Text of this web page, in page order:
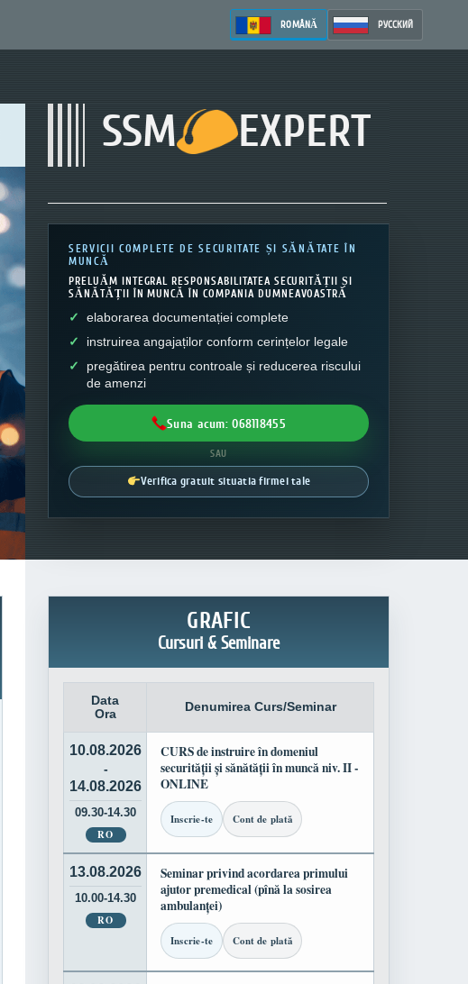
ROMÂNĂ РУССКИЙ
SSM EXPERT
SERVICII COMPLETE DE SECURITATE ȘI SĂNĂTATE ÎN
MUNCĂ
PRELUĂM INTEGRAL RESPONSABILITATEA SECURITĂȚII ȘI
SĂNĂTĂȚII ÎN MUNCĂ ÎN COMPANIA DUMNEAVOASTRĂ
elaborarea documentației complete
instruirea angajaților conform cerințelor legale
pregătirea pentru controale și reducerea riscului
de amenzi
Suna acum: 068118455
SAU
Verifica gratuit situatia firmei tale
GRAFIC
Cursuri & Seminare
Data
Ora
Denumirea Curs/Seminar
10.08.2026
-
14.08.2026
09.30-14.30
RO
CURS de instruire în domeniul
securității și sănătății în muncă niv. II -
ONLINE
Inscrie-te Cont de plată
13.08.2026
10.00-14.30
RO
Seminar privind acordarea primului
ajutor premedical (pînă la sosirea
ambulanței)
Inscrie-te Cont de plată